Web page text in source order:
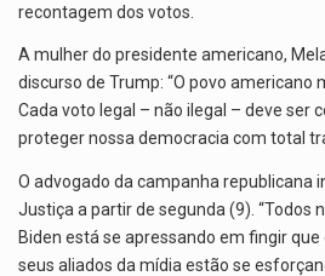
recontagem dos votos.
A mulher do presidente americano,
discurso de Trump: “O povo americano
Cada voto legal – não ilegal – deve ser
proteger nossa democracia com total
O advogado da campanha republicana
Justiça a partir de segunda (9). “Todos
Biden está se apressando em fingir que
seus aliados da mídia estão se